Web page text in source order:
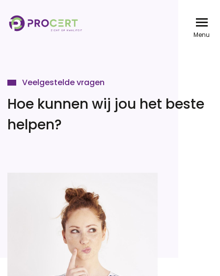
en
gaan
Menu
Veelgestelde vragen
Hoe kunnen wij jou het beste
helpen?